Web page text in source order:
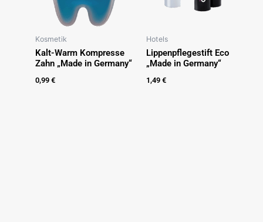
Kosmetik
Kalt-Warm Kompresse
Zahn „Made in Germany“
0,99 €
Hotels
Lippenpflegestift Eco
„Made in Germany“
1,49 €